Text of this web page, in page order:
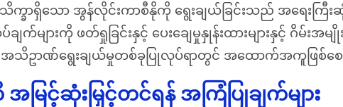
သော အွန်လိုင်းကာစီနိုကို ရွေးချယ်ခြင်းသည် အရေးကြီးဆုံ
က်များကို ဖတ်ရှုခြင်းနှင့် ပေးချေမှုနှုန်းထားများနှင့် ဂိမ်းအမ
ည် အသိဥာဏ်ရွေးချယ်မှုတစ်ခုပြုလုပ်ရာတွင် အထောက်အကူဖြစ်စ
ြင့်ဆုံးမြှင့်တင်ရန် အကြံပြုချက်များ